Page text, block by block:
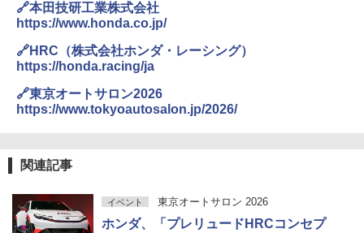
🔗本田技研工業株式会社
https://www.honda.co.jp/
🔗HRC（株式会社ホンダ・レーシング）
https://honda.racing/ja
🔗東京オートサロン2026
https://www.tokyoautosalon.jp/2026/
関連記事
イベント 東京オートサロン 2026
ホンダ、「プレリュードHRCコンセプ